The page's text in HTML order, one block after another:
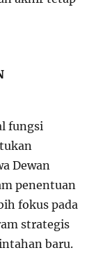
fungsi
Dewan
penentuan
fokus pada
strategis
baru.